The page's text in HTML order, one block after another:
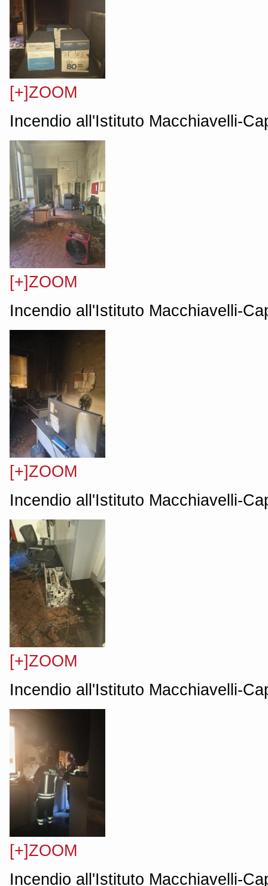
[+]ZOOM
Incendio all'Istituto Macchiavelli-
[+]ZOOM
Incendio all'Istituto Macchiavelli-
[+]ZOOM
Incendio all'Istituto Macchiavelli-
[+]ZOOM
Incendio all'Istituto Macchiavelli-
[+]ZOOM
Incendio all'Istituto Macchiavelli-